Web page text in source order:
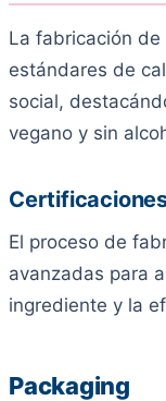
La fabricación
estándares de
social,
vegano y sin
El proceso de
avanzadas para
ingrediente y la
Packaging